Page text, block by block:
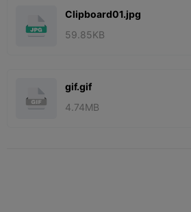
Clipboard01.jpg
59.85KB
gif.gif
4.74MB